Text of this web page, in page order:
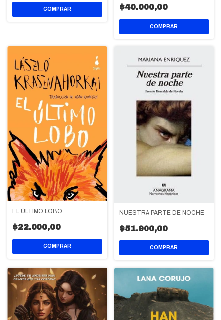
$40.000,00
EL ÚLTIMO LOBO
$22.000,00
NUESTRA PARTE DE NOCHE
$51.900,00